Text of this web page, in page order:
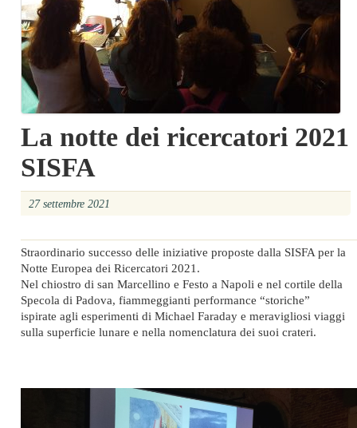
La notte dei ricercatori 2021
SISFA
27 settembre 2021
Straordinario successo delle iniziative proposte dalla SISFA per la
Notte Europea dei Ricercatori 2021.
Nel chiostro di san Marcellino e Festo a Napoli e nel cortile della
Specola di Padova, fiammeggianti performance “storiche”
ispirate agli esperimenti di Michael Faraday e meravigliosi viaggi
sulla superficie lunare e nella nomenclatura dei suoi crateri.